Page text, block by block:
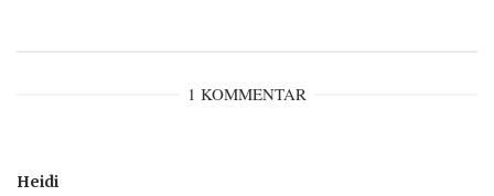
1 KOMMENTAR
Heidi